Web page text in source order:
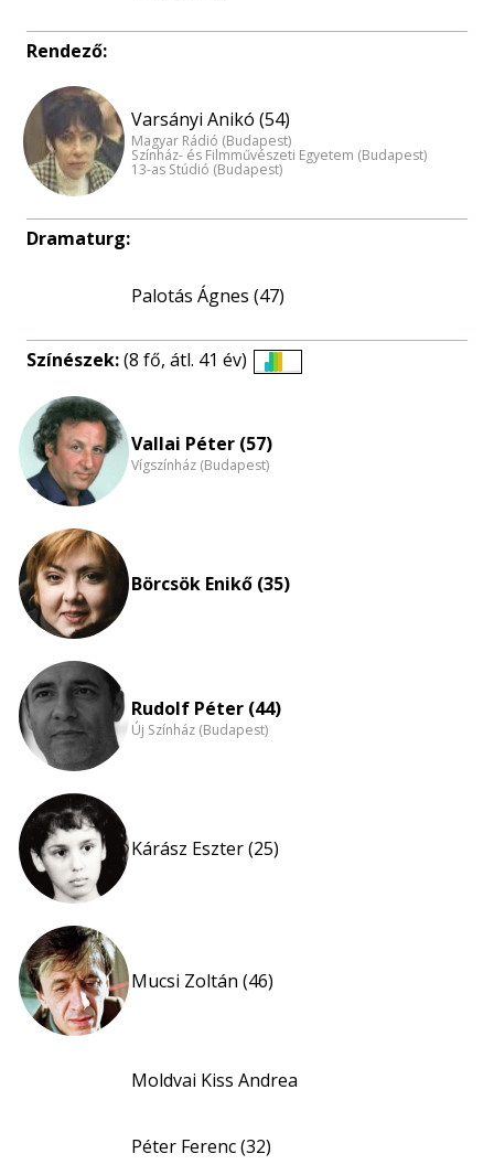
Rendező:
Varsányi Anikó (54)
Magyar Rádió (Budapest)
Színház- és Filmművészeti Egyetem (Budapest)
13-as Stúdió (Budapest)
Dramaturg:
Palotás Ágnes (47)
Színészek:(8 fő, átl. 41 év)
Vallai Péter (57)
Vígszínház (Budapest)
Börcsök Enikő (35)
Rudolf Péter (44)
Új Színház (Budapest)
Kárász Eszter (25)
Mucsi Zoltán (46)
Moldvai Kiss Andrea
Péter Ferenc (32)